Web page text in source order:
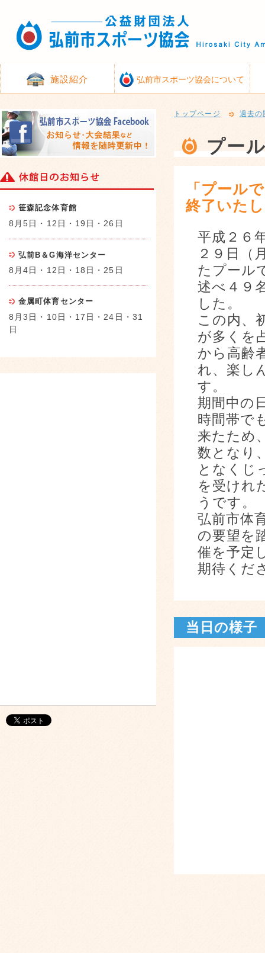
施設紹介 弘前市スポーツ協会について
トップページ 過去の
プー
「プール
終了いた
平成２６
２９日（
たプール
述べ４９
した。
この内、
が多くを
から高齢
れ、楽し
す。
期間中の
時間帯で
来たため
数となり
となくじ
を受けれ
うです。
弘前市体
の要望を
催を予定
期待くだ
当日の様子
笹森記念体育館
8月5日・12日・19日・26日
弘前B＆G海洋センター
8月4日・12日・18日・25日
金属町体育センター
8月3日・10日・17日・24日・31
日